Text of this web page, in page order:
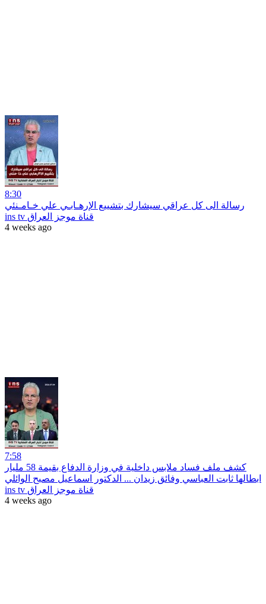
8:30
رسالة الى كل عراقي سيشارك بتشييع الإرهـابـي علي خـامـنئي
ins tv قناة موجز العراق
4 weeks ago
7:58
كشف ملف فساد ملابس داخلية في وزارة الدفاع بقيمة 58 مليار
ابطالها ثابت العباسي وفائق زيدان ... الدكتور اسماعيل مصبح الوائلي
ins tv قناة موجز العراق
4 weeks ago